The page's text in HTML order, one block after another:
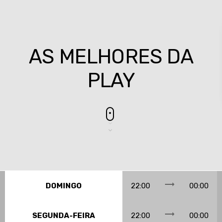
AS MELHORES DA
PLAY
DOMINGO 22:00 trending_flat 00:00
SEGUNDA-FEIRA 22:00 trending_flat 00:00